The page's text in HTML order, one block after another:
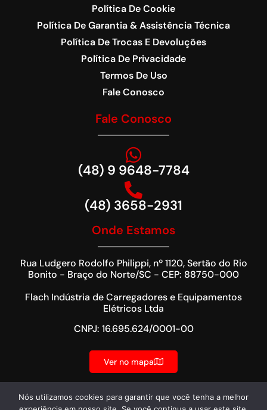
Política De Cookie
Política De Garantia & Assistência Técnica
Política De Trocas E Devoluções
Política De Privacidade
Termos De Uso
Fale Conosco
Fale Conosco
(48) 9 9648-7784
(48) 3658-2931
Onde Estamos
Rua Ludgero Rodolfo Philippi, nº 1120, Sertão do Rio
Bonito - Braço do Norte/SC - CEP: 88750-000
Flach Indústria de Carregadores e Equipamentos
Elétricos Ltda
CNPJ: 16.695.624/0001-00
Ver no mapa
Nós utilizamos cookies para garantir que você tenha a melhor